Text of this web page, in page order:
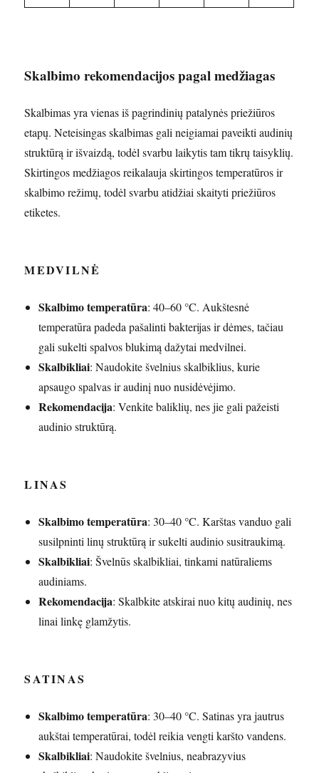
Skalbimo rekomendacijos pagal medžiagas
Skalbimas yra vienas iš pagrindinių patalynės priežiūros
etapų. Neteisingas skalbimas gali neigiamai paveikti audinių
struktūrą ir išvaizdą, todėl svarbu laikytis tam tikrų taisyklių.
Skirtingos medžiagos reikalauja skirtingos temperatūros ir
skalbimo režimų, todėl svarbu atidžiai skaityti priežiūros
etiketes.
MEDVILNĖ
Skalbimo temperatūra: 40–60 °C. Aukštesnė
temperatūra padeda pašalinti bakterijas ir dėmes, tačiau
gali sukelti spalvos blukimą dažytai medvilnei.
Skalbikliai: Naudokite švelnius skalbiklius, kurie
apsaugo spalvas ir audinį nuo nusidėvėjimo.
Rekomendacija: Venkite baliklių, nes jie gali pažeisti
audinio struktūrą.
LINAS
Skalbimo temperatūra: 30–40 °C. Karštas vanduo gali
susilpninti linų struktūrą ir sukelti audinio susitraukimą.
Skalbikliai: Švelnūs skalbikliai, tinkami natūraliems
audiniams.
Rekomendacija: Skalbkite atskirai nuo kitų audinių, nes
linai linkę glamžytis.
SATINAS
Skalbimo temperatūra: 30–40 °C. Satinas yra jautrus
aukštai temperatūrai, todėl reikia vengti karšto vandens.
Skalbikliai: Naudokite švelnius, neabrazyvius